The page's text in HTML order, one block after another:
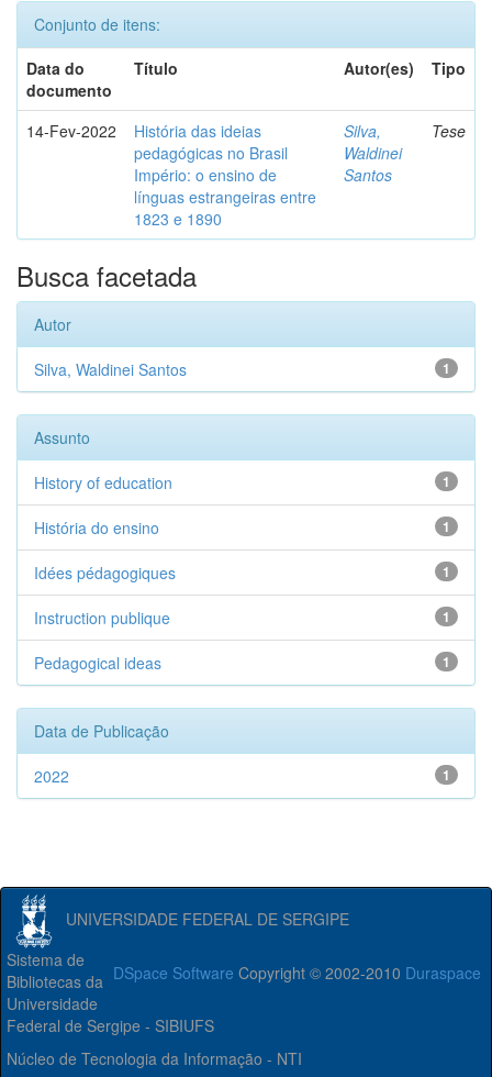
Conjunto de itens:
Data do
documento
Título Autor(es) Tipo
14-Fev-2022
História das ideias
pedagógicas no Brasil
Império: o ensino de
línguas estrangeiras entre
1823 e 1890
Silva,
Waldinei
Santos
Tese
Busca facetada
Autor
1
Silva, Waldinei Santos
Assunto
1
History of education
1
História do ensino
1
Idées pédagogiques
1
Instruction publique
1
Pedagogical ideas
Data de Publicação
1
2022
UNIVERSIDADE FEDERAL DE SERGIPE
DSpace Software Copyright © 2002-2010 Duraspace
Sistema de
Bibliotecas da
Universidade
Federal de Sergipe - SIBIUFS
Núcleo de Tecnologia da Informação - NTI